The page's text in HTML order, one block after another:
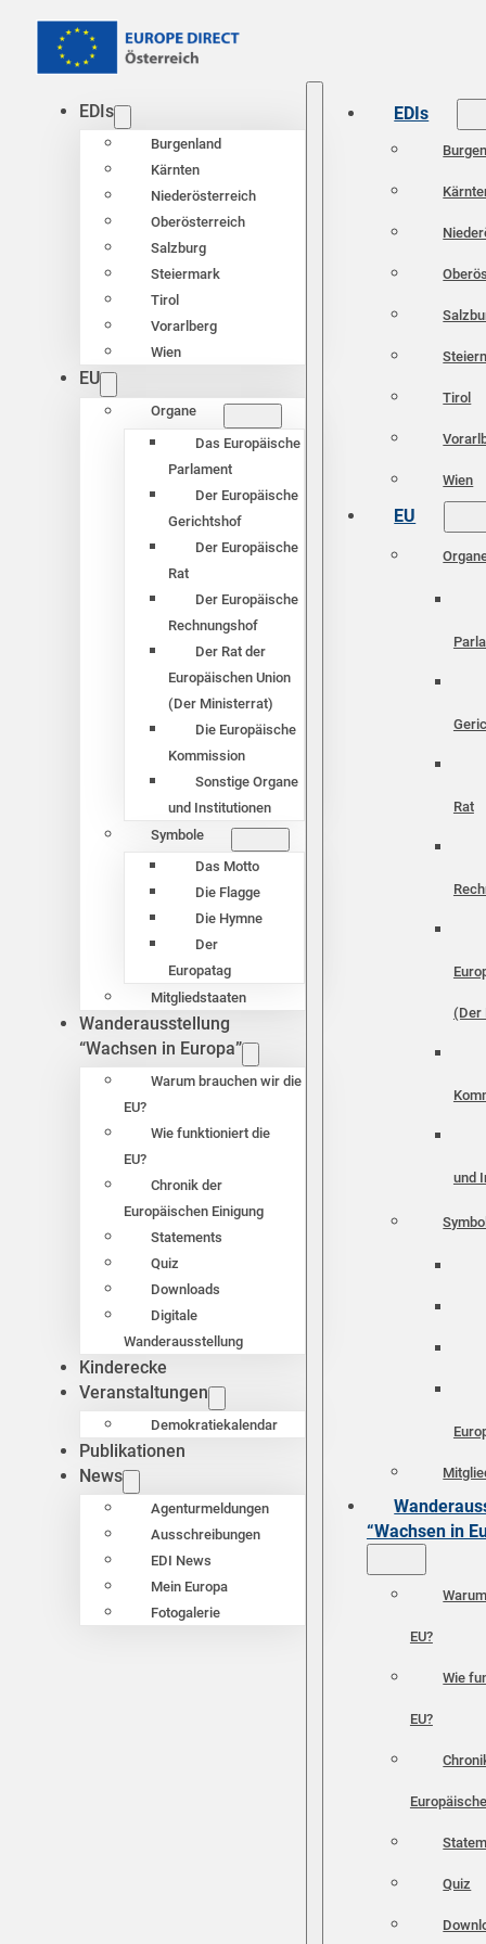
EDIs
Burgenland
Kärnten
Niederösterreich
Oberösterreich
Salzburg
Steiermark
Tirol
Vorarlberg
Wien
EU
Organe
Das Europäische
Parlament
Der Europäische
Gerichtshof
Der Europäische
Rat
Der Europäische
Rechnungshof
Der Rat der
Europäischen Union
(Der Ministerrat)
Die Europäische
Kommission
Sonstige Organe
und Institutionen
Symbole
Das Motto
Die Flagge
Die Hymne
Der
Europatag
Mitgliedstaaten
Wanderausstellung
“Wachsen in Europa”
Warum brauchen wir die
EU?
Wie funktioniert die
EU?
Chronik der
Europäischen Einigung
Statements
Quiz
Downloads
Digitale
Wanderausstellung
Kinderecke
Veranstaltungen
Demokratiekalendar
Publikationen
News
Agenturmeldungen
Ausschreibungen
EDI News
Mein Europa
Fotogalerie
EDIs
Tirol
Wien
EU
Rat
(Der
und
“Wachsen in
EU?
Wie
EU?
Quiz